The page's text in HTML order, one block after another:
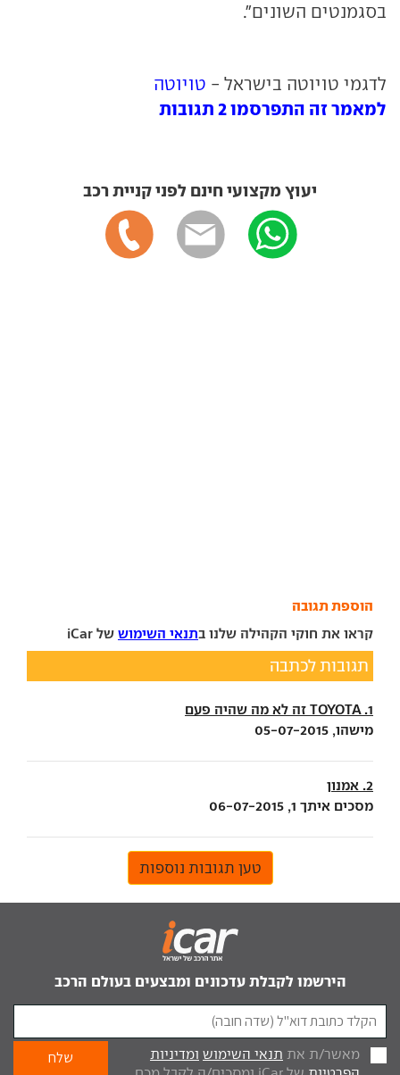
בסגמנטים השונים".
לדגמי טויוטה בישראל - טויוטה
למאמר זה התפרסמו 2 תגובות
יעוץ מקצועי חינם לפני קניית רכב
הוספת תגובה
קראו את חוקי הקהילה שלנו בתנאי השימוש של iCar
תגובות לכתבה
1. TOYOTA זה לא מה שהיה פעם
מישהו, 05-07-2015
2. אמנון
מסכים איתך 1, 06-07-2015
טען תגובות נוספות
הירשמו לקבלת עדכונים ומבצעים בעולם הרכב
מאשר/ת את תנאי השימוש ומדיניות